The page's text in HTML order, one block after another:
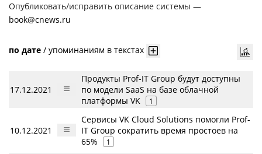
Опубликовать/исправить описание системы —
book@cnews.ru
по дате / упоминаниям в текстах
17.12.2021
Продукты Prof-IT Group будут доступны
по модели SaaS на базе облачной
платформы VK
1
10.12.2021
Сервисы VK Cloud Solutions помогли Prof-
IT Group сократить время простоев на
65%
1